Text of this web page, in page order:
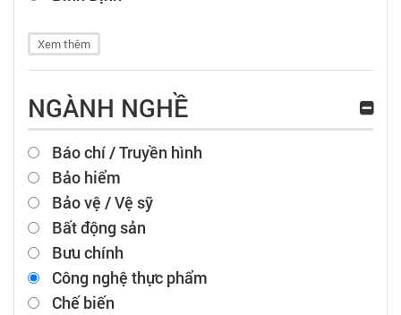
Xem thêm
NGÀNH NGHỀ
Báo chí / Truyền hình
Bảo hiểm
Bảo vệ / Vệ sỹ
Bất động sản
Bưu chính
Công nghệ thực phẩm
Chế biến